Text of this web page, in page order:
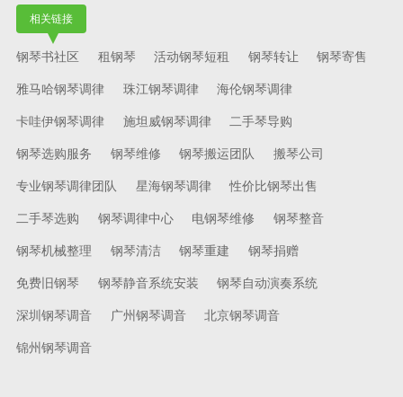
相关链接
钢琴书社区 租钢琴 活动钢琴短租 钢琴转让 钢琴寄售
雅马哈钢琴调律 珠江钢琴调律 海伦钢琴调律
卡哇伊钢琴调律 施坦威钢琴调律 二手琴导购
钢琴选购服务 钢琴维修 钢琴搬运团队 搬琴公司
专业钢琴调律团队 星海钢琴调律 性价比钢琴出售
二手琴选购 钢琴调律中心 电钢琴维修 钢琴整音
钢琴机械整理 钢琴清洁 钢琴重建 钢琴捐赠
免费旧钢琴 钢琴静音系统安装 钢琴自动演奏系统
深圳钢琴调音 广州钢琴调音 北京钢琴调音
锦州钢琴调音